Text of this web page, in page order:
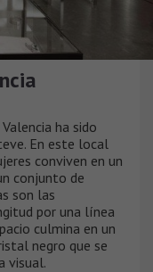
ha sido
En este local
conviven en un
conjunto de
son las
por una línea
culmina en un
negro que se
visual.